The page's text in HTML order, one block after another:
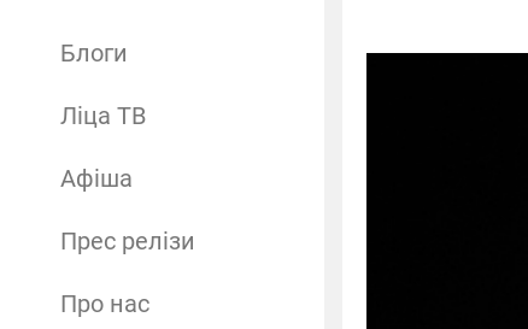
Блоги
Ліца ТВ
Афіша
Прес релізи
Про нас